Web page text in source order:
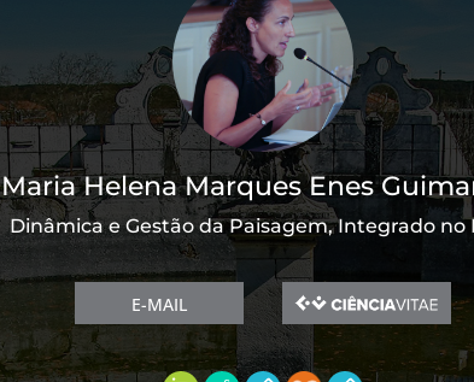
Maria Helena Marques Enes
Dinâmica e Gestão da Paisagem, Integrado no
E-MAIL